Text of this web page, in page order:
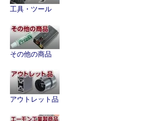
工具・ツール
その他の商品
アウトレット品